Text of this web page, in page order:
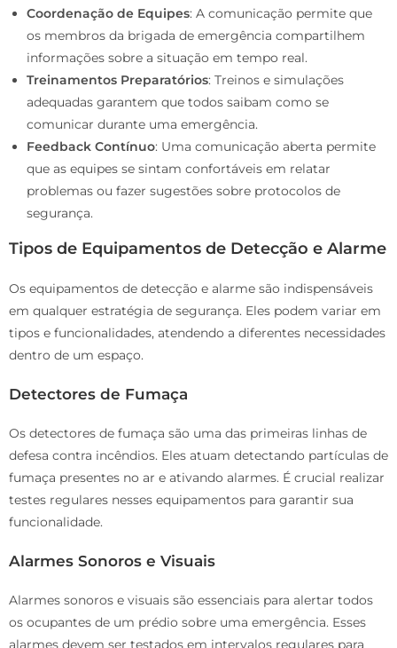
Coordenação de Equipes: A comunicação permite que
os membros da brigada de emergência compartilhem
informações sobre a situação em tempo real.
Treinamentos Preparatórios: Treinos e simulações
adequadas garantem que todos saibam como se
comunicar durante uma emergência.
Feedback Contínuo: Uma comunicação aberta permite
que as equipes se sintam confortáveis em relatar
problemas ou fazer sugestões sobre protocolos de
segurança.
Tipos de Equipamentos de Detecção e Alarme
Os equipamentos de detecção e alarme são indispensáveis
em qualquer estratégia de segurança. Eles podem variar em
tipos e funcionalidades, atendendo a diferentes necessidades
dentro de um espaço.
Detectores de Fumaça
Os detectores de fumaça são uma das primeiras linhas de
defesa contra incêndios. Eles atuam detectando partículas de
fumaça presentes no ar e ativando alarmes. É crucial realizar
testes regulares nesses equipamentos para garantir sua
funcionalidade.
Alarmes Sonoros e Visuais
Alarmes sonoros e visuais são essenciais para alertar todos
os ocupantes de um prédio sobre uma emergência. Esses
alarmes devem ser testados em intervalos regulares para